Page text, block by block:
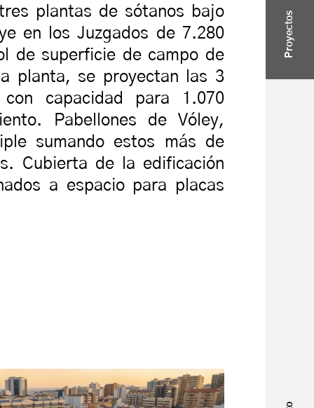
Proyectos
plantas de sótanos bajo
en los Juzgados de 7.280
de superficie de campo de
planta, se proyectan las 3
capacidad para 1.070
Pabellones de Vóley,
sumando estos más de
Cubierta de la edificación
a espacio para placas